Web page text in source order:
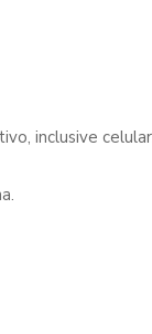
inclusive